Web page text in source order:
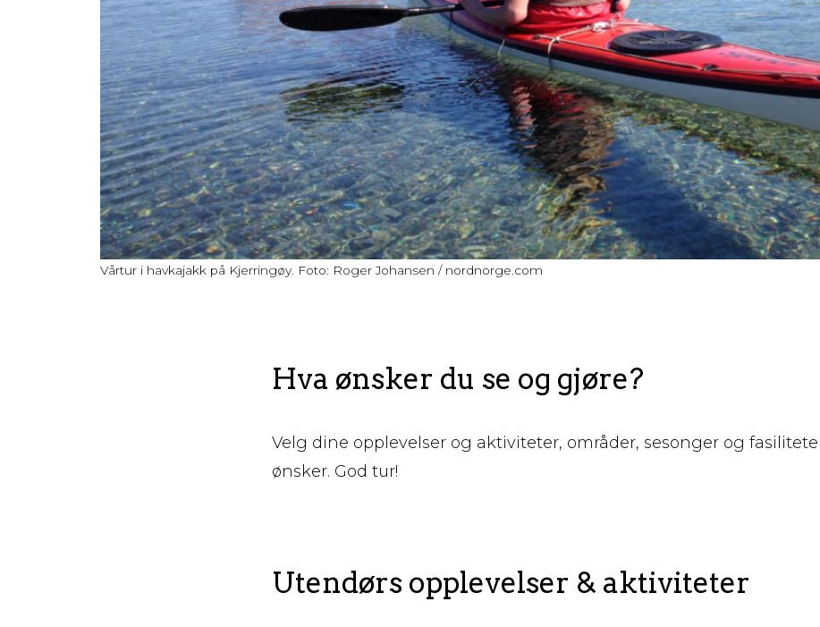
Vårtur i havkajakk på Kjerringøy. Foto: Roger Johansen / nordnorge.com
Hva ønsker du se og gjøre?
Velg dine opplevelser og aktiviteter, områder, sesonger og
ønsker. God tur!
Utendørs opplevelser & aktiviteter